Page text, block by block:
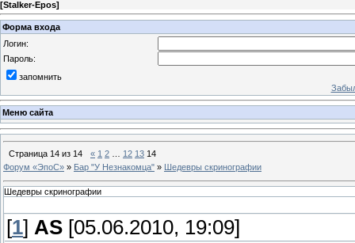
[Stalker-Epos]
Форма входа
Логин:
Пароль:
запомнить
Меню сайта
Страница 14 из 14 « 1 2 12 13 14
Форум «ЭпоС» » Бар "У Незнакомца" » Шедевры скринографии
Шедевры скринографии
[1] AS [05.06.2010, 19:09]